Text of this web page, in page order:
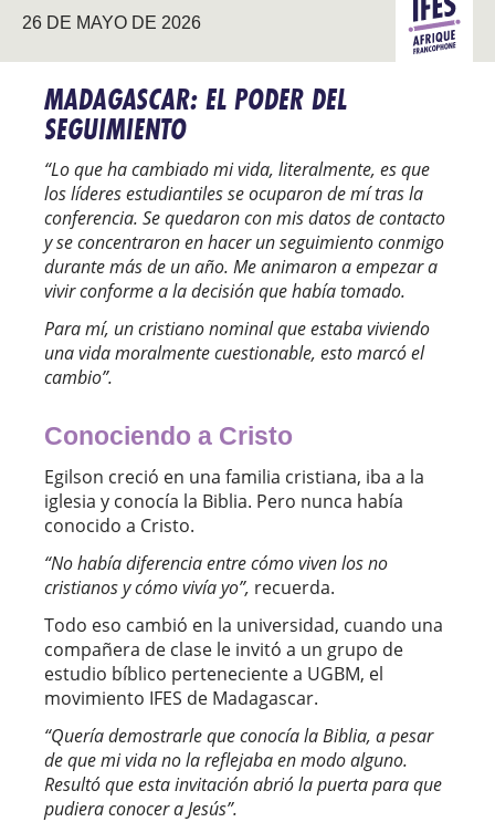
26 DE MAYO DE 2026
ÁFRICA
MADAGASCAR: EL PODER DEL
SEGUIMIENTO
“Lo que ha cambiado mi vida, literalmente, es que
los líderes estudiantiles se ocuparon de mí tras la
conferencia. Se quedaron con mis datos de contacto
y se concentraron en hacer un seguimiento conmigo
durante más de un año. Me animaron a empezar a
vivir conforme a la decisión que había tomado.
Para mí, un cristiano nominal que estaba viviendo
una vida moralmente cuestionable, esto marcó el
cambio”.
Conociendo a Cristo
Egilson creció en una familia cristiana, iba a la
iglesia y conocía la Biblia. Pero nunca había
conocido a Cristo.
“No había diferencia entre cómo viven los no
cristianos y cómo vivía yo”, recuerda.
Todo eso cambió en la universidad, cuando una
compañera de clase le invitó a un grupo de
estudio bíblico perteneciente a UGBM, el
movimiento IFES de Madagascar.
“Quería demostrarle que conocía la Biblia, a pesar
de que mi vida no la reflejaba en modo alguno.
Resultó que esta invitación abrió la puerta para que
pudiera conocer a Jesús”.